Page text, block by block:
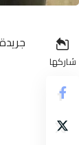
شاركها